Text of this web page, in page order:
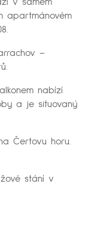
apartmánovém
–
nabízí
a je situovaný
Čertovu horu.
stání v